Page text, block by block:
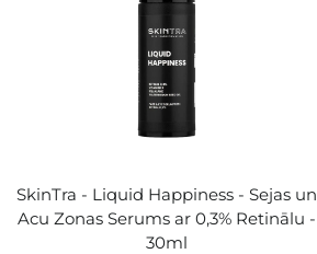
SkinTra - Liquid Happiness - Sejas un
Acu Zonas Serums ar 0,3% Retinālu -
30ml